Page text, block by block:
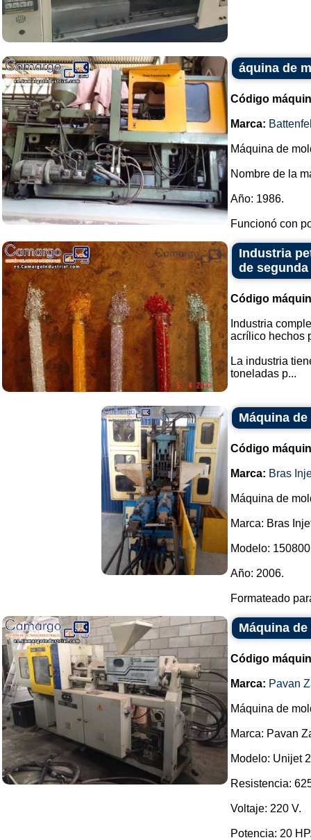
áquina de
Código
Marca:
Máquina de
Nombre de la
Año: 1986.
Funcionó con
Industria
de
Código
Industria
acrílico hechos
La industria
toneladas p...
Máquina
Código
Marca: Bras
Máquina de
Marca: Bras
Modelo:
Año: 2006.
Formateado
Máquina
Código
Marca: Pavan
Máquina de
Marca: Pavan
Modelo: Unijet
Resistencia:
Voltaje: 220 V.
Potencia: 20